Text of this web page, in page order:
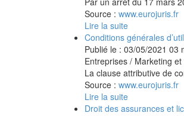
Source : www.eurojuris.fr
Lire la suite
Conditions générales
Publié le : 03/05/2021 03
Entreprises / Marketing
La clause attributive de
Source : www.eurojuris.fr
Lire la suite
Droit des assurances et